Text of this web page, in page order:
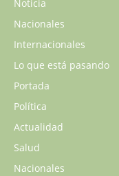
Noticia
Nacionales
Internacionales
Lo que está pasando
Portada
Política
Actualidad
Salud
Nacionales